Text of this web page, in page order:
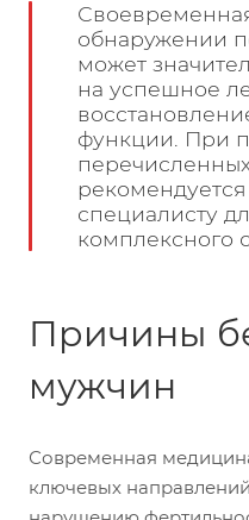
обнаружении
может
на успешное
функции. При
специалисту
комплексного
Причины
мужчин
Современная
ключевых